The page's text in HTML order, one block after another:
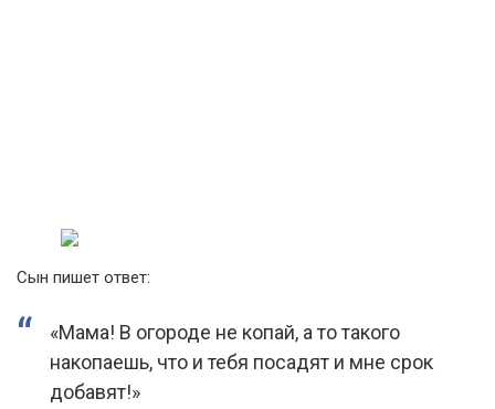
Сын пишет ответ:
«Мама! В огороде не копай, а то такого
накопаешь, что и тебя посадят и мне срок
добавят!»